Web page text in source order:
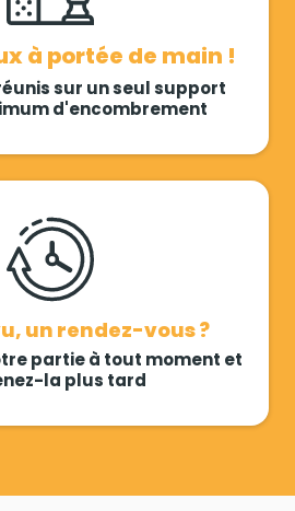
à portée de main !
sur un seul support
d'encombrement
un rendez-vous ?
partie à tout moment et
la plus tard